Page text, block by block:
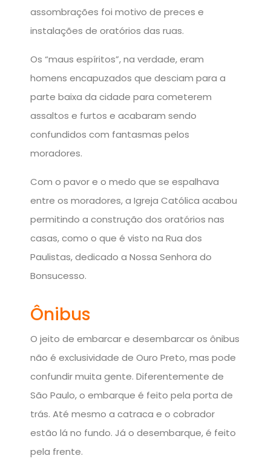
assombrações foi motivo de preces e
instalações de oratórios das ruas.
Os “maus espíritos”, na verdade, eram
homens encapuzados que desciam para a
parte baixa da cidade para cometerem
assaltos e furtos e acabaram sendo
confundidos com fantasmas pelos
moradores.
Com o pavor e o medo que se espalhava
entre os moradores, a Igreja Católica acabou
permitindo a construção dos oratórios nas
casas, como o que é visto na Rua dos
Paulistas, dedicado a Nossa Senhora do
Bonsucesso.
Ônibus
O jeito de embarcar e desembarcar os ônibus
não é exclusividade de Ouro Preto, mas pode
confundir muita gente. Diferentemente de
São Paulo, o embarque é feito pela porta de
trás. Até mesmo a catraca e o cobrador
estão lá no fundo. Já o desembarque, é feito
pela frente.